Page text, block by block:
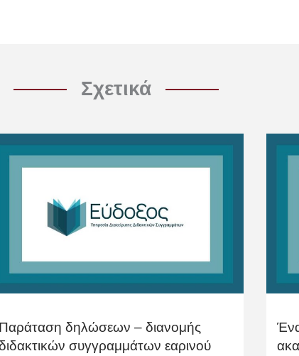
Σχετικά
Παράταση δηλώσεων – διανομής
συγγραμμάτων εαρινού